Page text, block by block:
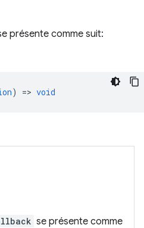
présente comme suit:
) => void
se présente comme